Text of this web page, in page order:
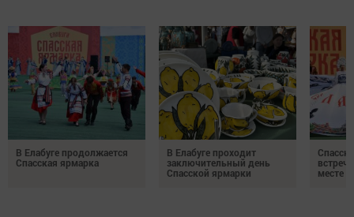
В Елабуге продолжается
Спасская ярмарка
В Елабуге проходит
заключительный день
Спасской ярмарки
месте